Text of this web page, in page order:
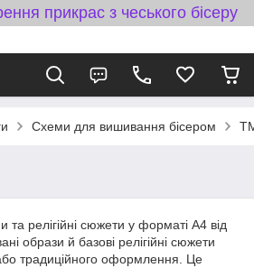
прикрас з чеського бісеру
Схеми для вишивання бісером
та релігійні сюжети у форматі A4 від
образи й базові релігійні сюжети
традиційного оформлення. Це